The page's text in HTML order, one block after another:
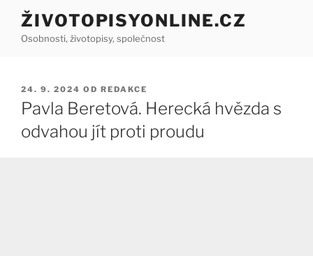
Přejít
obsahu
ŽIVOTOPISYONLINE.CZ
Osobnosti, životopisy, společnost
PUBLIKOVÁNO
24. 9. 2024 OD REDAKCE
Pavla Beretová. Herecká hvězda s
odvahou jít proti proudu